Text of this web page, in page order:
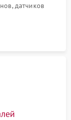
датчиков
износа
гидросистемы